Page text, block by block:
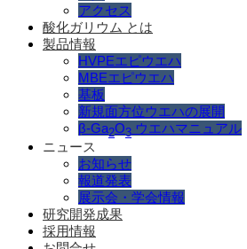
アクセス
酸化ガリウム とは
製品情報
HVPEエピウエハ
MBEエピウエハ
基板
新規面方位ウエハの展開
β-Ga2O3 ウエハマニュアル
ニュース
お知らせ
報道発表
展示会・学会情報
研究開発成果
採用情報